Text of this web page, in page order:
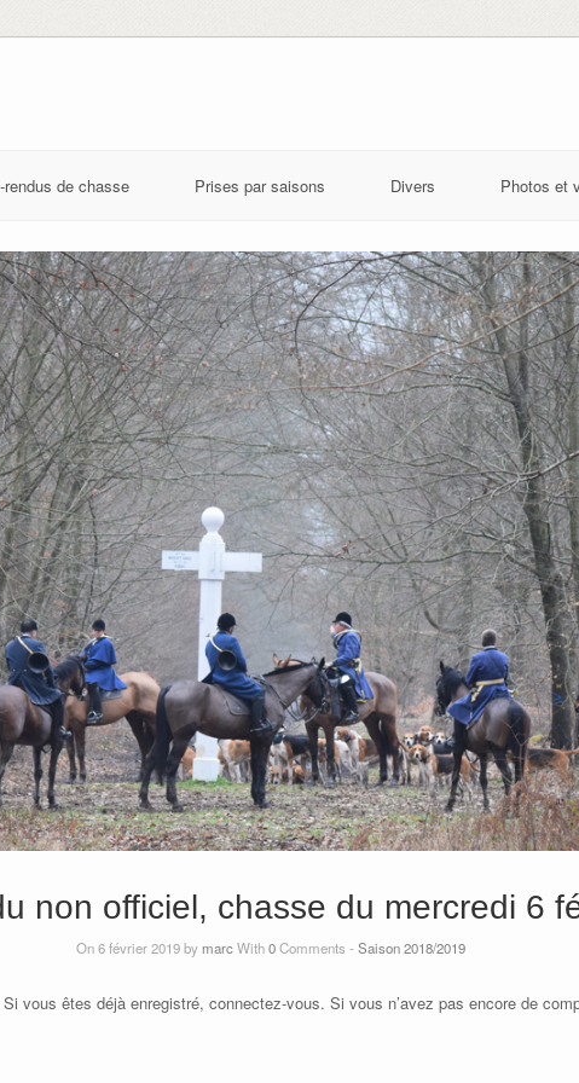
rendus de chasse Prises par saisons Divers Photos et
non officiel, chasse du mercredi 6
On 6 février 2019 by marcWith0Comments - Saison 2018/2019
vous êtes déjà enregistré, connectez-vous. Si vous n’avez pas encore de